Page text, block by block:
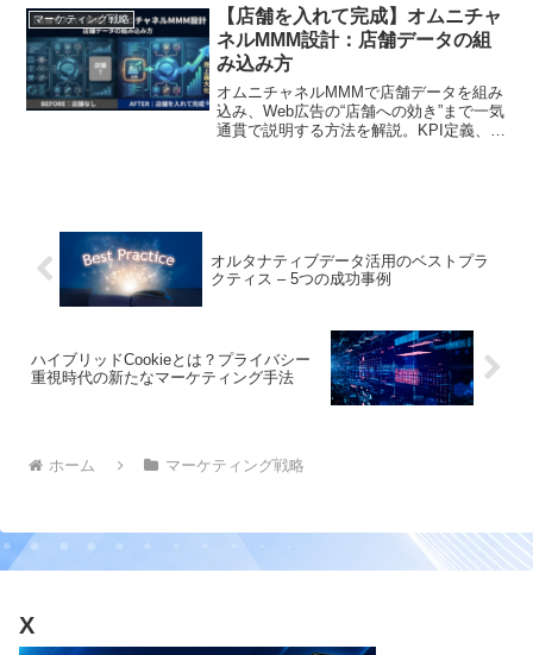
を高める実務的な見直し方を分かりやす
く解説します
マーケティング戦略
【店舗を入れて完成】オムニチャ
ネルMMM設計：店舗データの組
み込み方
オムニチャネルMMMで店舗データを組み
込み、Web広告の“店舗への効き”まで一気
通貫で説明する方法を解説。KPI定義、粒
オルタナティブデータ活用のベストプラ
クティス – 5つの成功事例
ハイブリッドCookieとは？プライバシー
重視時代の新たなマーケティング手法
ホーム マーケティング戦略
X